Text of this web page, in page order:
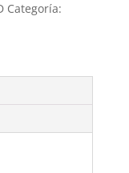
Categoría: